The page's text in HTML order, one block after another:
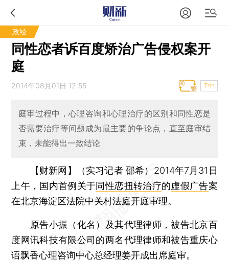
政经
同性恋者诉百度矫治广告侵权案开
庭
2014年08月01日 12:55 T中
庭审过程中，心理咨询和心理治疗的区别和同性恋是
否需要治疗等问题成为最主要的争论点，直至庭审结
束，未能得出一致结论
【财新网】（实习记者 邵希） 2014年7月31日
上午，国内首例关于同性恋扭转治疗的虚假广告案
在北京海淀区法院中关村法庭开庭审理。
原告小振（化名）及其代理律师，被告北京百
度网讯科技有限公司的两名代理律师和被告重庆心
语飘香心理咨询中心总经理姜开成出席庭审。